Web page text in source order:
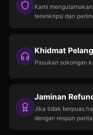
Kami
terenkripsi dan
Khidmat
Pasukan sokongan
Jaminan
Jika tidak berpuas
dengan respon